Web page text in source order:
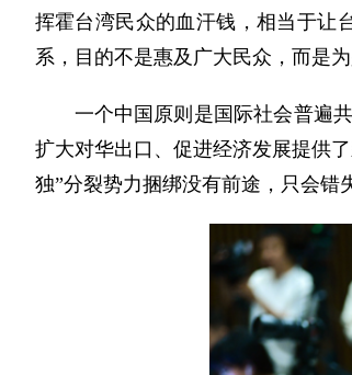
挥霍台湾民众的血汗钱，相当于让
系，目的不是惠及广大民众，而是
一个中国原则是国际社会普遍
扩大对华出口、促进经济发展提供
独”分裂势力捆绑没有前途，只会错